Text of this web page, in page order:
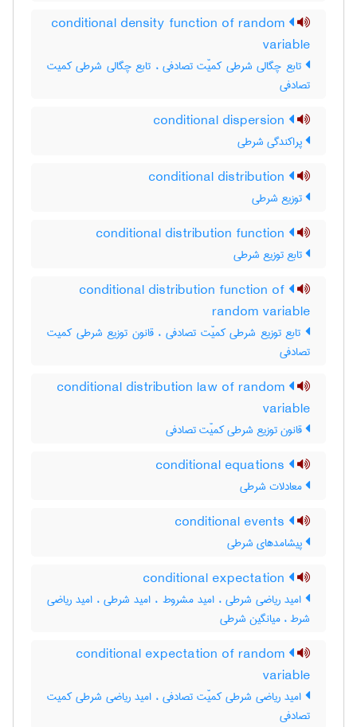
conditional density function of random
variable
تابع چگالی شرطی کمیّت تصادفی ، تابع چگالی شرطی کمیت
تصادفی
پراکندگی شرطی
توزیع شرطی
تابع توزیع شرطی
conditional distribution function of
random variable
تابع توزیع شرطی کمیّت تصادفی ، قانون توزیع شرطی کمیت
تصادفی
conditional distribution law of random
variable
قانون توزیع شرطی کمیّت تصادفی
معادلات شرطی
پیشامدهای شرطی
امید ریاضی شرطی ، امید مشروط ، امید شرطی ، امید ریاضی
شرط ، میانگین شرطی
conditional expectation of random
variable
امید ریاضی شرطی کمیّت تصادفی ، امید ریاضی شرطی کمیت
تصادفی